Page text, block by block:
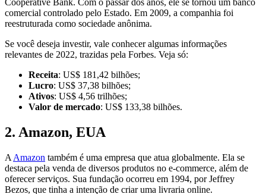
Cooperative Bank. Com o passar dos anos, ele se tornou um banco
comercial controlado pelo Estado. Em 2009, a companhia foi
reestruturada como sociedade anônima.
Se você deseja investir, vale conhecer algumas informações
relevantes de 2022, trazidas pela Forbes. Veja só:
Receita: US$ 181,42 bilhões;
Lucro: US$ 37,38 bilhões;
Ativos: US$ 4,56 trilhões;
Valor de mercado: US$ 133,38 bilhões.
2. Amazon, EUA
A Amazon também é uma empresa que atua globalmente. Ela se
destaca pela venda de diversos produtos no e-commerce, além de
oferecer serviços. Sua fundação ocorreu em 1994, por Jeffrey
Bezos, que tinha a intenção de criar uma livraria online.